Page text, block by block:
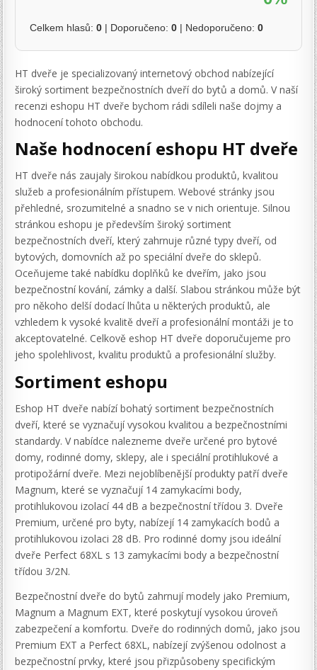
Celkem hlasů:0 | Doporučeno:0 | Nedoporučeno:0
HT dveře je specializovaný internetový obchod nabízející
široký sortiment bezpečnostních dveří do bytů a domů. V naší
recenzi eshopu HT dveře bychom rádi sdíleli naše dojmy a
hodnocení tohoto obchodu.
Naše hodnocení eshopu HT dveře
HT dveře nás zaujaly širokou nabídkou produktů, kvalitou
služeb a profesionálním přístupem. Webové stránky jsou
přehledné, srozumitelné a snadno se v nich orientuje. Silnou
stránkou eshopu je především široký sortiment
bezpečnostních dveří, který zahrnuje různé typy dveří, od
bytových, domovních až po speciální dveře do sklepů.
Oceňujeme také nabídku doplňků ke dveřím, jako jsou
bezpečnostní kování, zámky a další. Slabou stránkou může být
pro někoho delší dodací lhůta u některých produktů, ale
vzhledem k vysoké kvalitě dveří a profesionální montáži je to
akceptovatelné. Celkově eshop HT dveře doporučujeme pro
jeho spolehlivost, kvalitu produktů a profesionální služby.
Sortiment eshopu
Eshop HT dveře nabízí bohatý sortiment bezpečnostních
dveří, které se vyznačují vysokou kvalitou a bezpečnostními
standardy. V nabídce nalezneme dveře určené pro bytové
domy, rodinné domy, sklepy, ale i speciální protihlukové a
protipožární dveře. Mezi nejoblíbenější produkty patří dveře
Magnum, které se vyznačují 14 zamykacími body,
protihlukovou izolací 44 dB a bezpečnostní třídou 3. Dveře
Premium, určené pro byty, nabízejí 14 zamykacích bodů a
protihlukovou izolaci 28 dB. Pro rodinné domy jsou ideální
dveře Perfect 68XL s 13 zamykacími body a bezpečnostní
třídou 3/2N.
Bezpečnostní dveře do bytů zahrnují modely jako Premium,
Magnum a Magnum EXT, které poskytují vysokou úroveň
zabezpečení a komfortu. Dveře do rodinných domů, jako jsou
Premium EXT a Perfect 68XL, nabízejí zvýšenou odolnost a
bezpečnostní prvky, které jsou přizpůsobeny specifickým